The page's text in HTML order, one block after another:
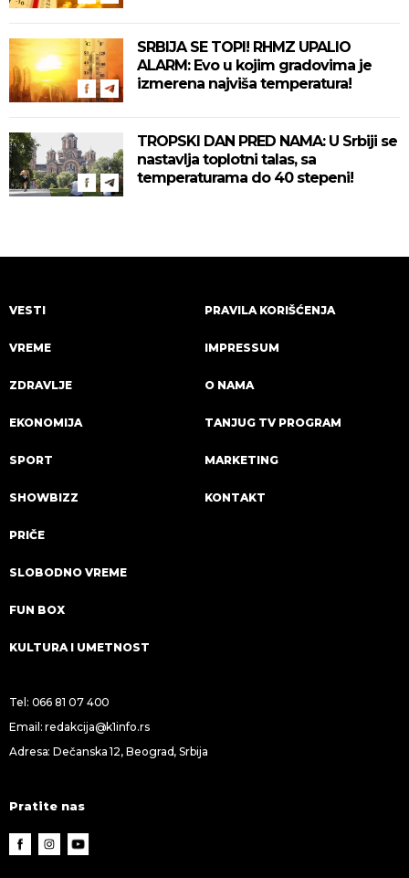
SRBIJA SE TOPI! RHMZ UPALIO
ALARM: Evo u kojim gradovima je
izmerena najviša temperatura!
TROPSKI DAN PRED NAMA: U Srbiji se
nastavlja toplotni talas, sa
temperaturama do 40 stepeni!
VESTI
VREME
ZDRAVLJE
EKONOMIJA
SPORT
SHOWBIZZ
PRIČE
SLOBODNO VREME
FUN BOX
KULTURA I UMETNOST
PRAVILA KORIŠĆENJA
IMPRESSUM
O NAMA
TANJUG TV PROGRAM
MARKETING
KONTAKT
Tel: 066 81 07 400
Email:redakcija@k1info.rs
Adresa: Dečanska 12, Beograd, Srbija
Pratite nas